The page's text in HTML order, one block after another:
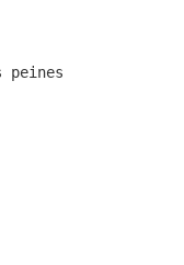
peines